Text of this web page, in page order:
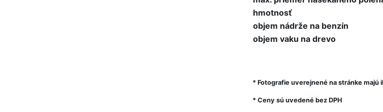
hmotnosť
objem nádrže na benzín
objem vaku na drevo
* Fotografie uverejnené na stránke
* Ceny sú uvedené bez DPH